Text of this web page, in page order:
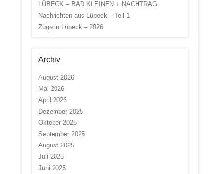
LÜBECK – BAD KLEINEN + NACHTRAG
Nachrichten aus Lübeck – Teil 1
Züge in Lübeck – 2026
Archiv
August 2026
Mai 2026
April 2026
Dezember 2025
Oktober 2025
September 2025
August 2025
Juli 2025
Juni 2025